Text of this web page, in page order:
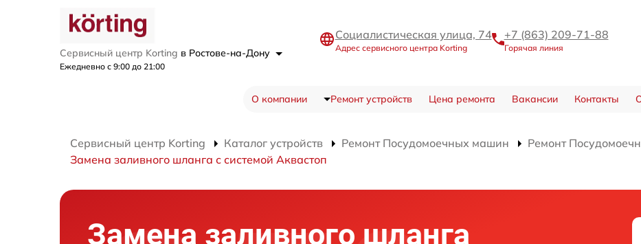
Сервисный центр Korting в Ростове-на-Дону
Ежедневно с 9:00 до 21:00
Социалистическая улица, 74
Адрес сервисного центра Korting
+7 (863) 209-71-88
Горячая линия
О компании Ремонт устройств Цена ремонта Вакансии Контакты
Сервисный центр Korting Каталог устройств Ремонт Посудомоечных машин
Ремонт
Замена заливного шланга с системой Аквастоп
Замена заливного шланга